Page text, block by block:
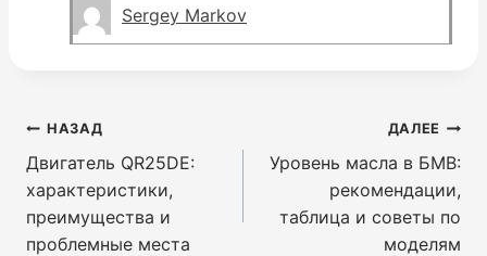
Sergey Markov
Навигация
по
записям
НАЗАД
Двигатель QR25DE:
характеристики,
преимущества и
проблемные места
ДАЛЕЕ
Уровень масла в БМВ:
рекомендации,
таблица и советы по
моделям